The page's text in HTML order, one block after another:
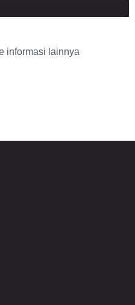
informasi lainnya